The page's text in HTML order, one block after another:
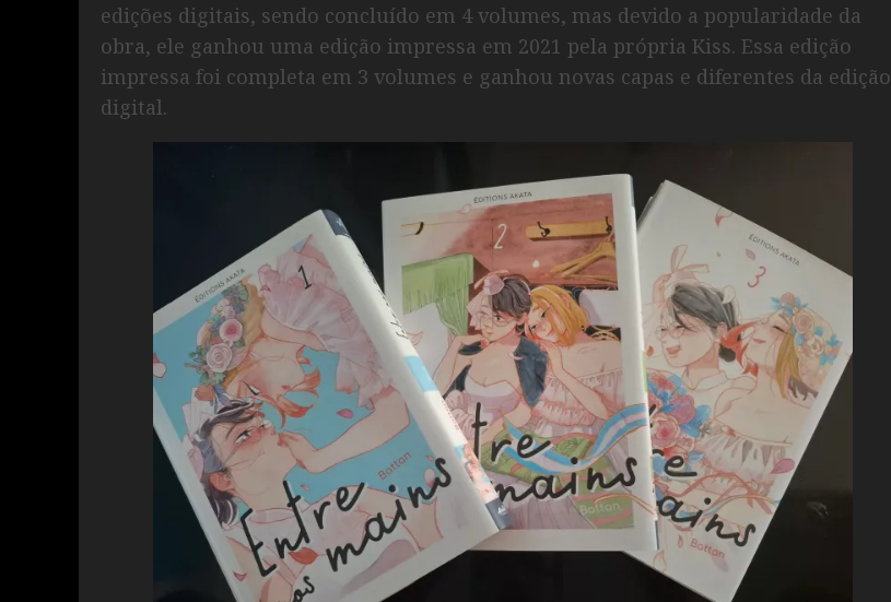
edições digitais, sendo concluído em 4 volumes, mas devido a popularidade da
obra, ele ganhou uma edição impressa em 2021 pela própria Kiss. Essa edição
impressa foi completa em 3 volumes e ganhou novas capas e diferentes da edição
digital.